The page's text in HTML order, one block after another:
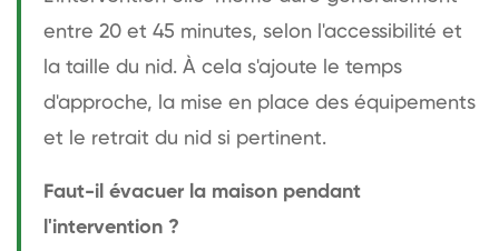
entre 20 et 45 minutes, selon l'accessibilité et
la taille du nid. À cela s'ajoute le temps
d'approche, la mise en place des équipements
et le retrait du nid si pertinent.
Faut-il évacuer la maison pendant
l'intervention ?